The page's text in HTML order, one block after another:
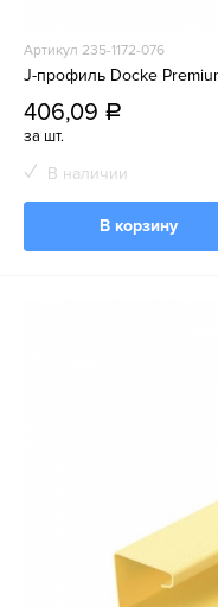
Артикул 235-1172-076
J-профиль Docke
406,09 a
за шт.
В наличии
В корзину